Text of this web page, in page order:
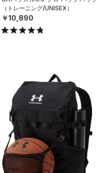
（トレーニング/UNISEX）
￥10,890